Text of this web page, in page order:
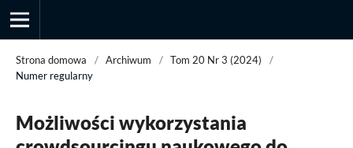
Przegląd Socjologii Jakościowej
Strona domowa / Archiwum / Tom 20 Nr 3 (2024)
/
Numer regularny
Możliwości wykorzystania